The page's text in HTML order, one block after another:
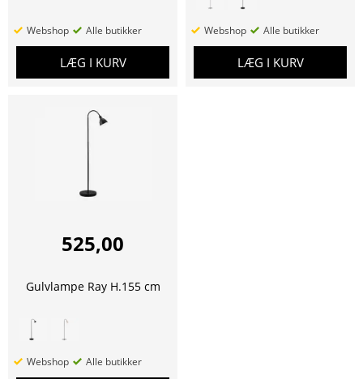
Webshop Alle butikker
LÆG I KURV
Webshop Alle butikker
LÆG I KURV
525,00
Gulvlampe Ray H.155 cm
Webshop Alle butikker